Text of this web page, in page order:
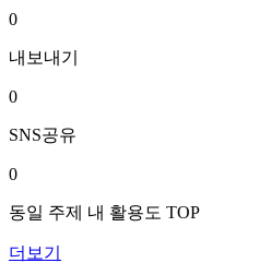
0
내보내기
0
SNS공유
0
동일 주제 내 활용도 TOP
더보기